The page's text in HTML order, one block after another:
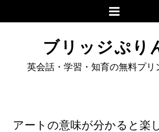
ブリッジぷり
英会話・学習・知育の無料プリ
アートの意味が分かると楽